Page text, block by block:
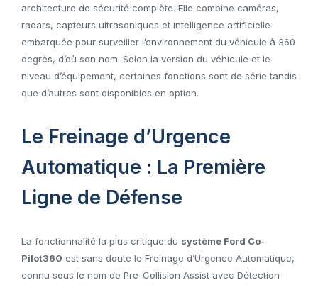
architecture de sécurité complète. Elle combine caméras,
radars, capteurs ultrasoniques et intelligence artificielle
embarquée pour surveiller l’environnement du véhicule à 360
degrés, d’où son nom. Selon la version du véhicule et le
niveau d’équipement, certaines fonctions sont de série tandis
que d’autres sont disponibles en option.
Le Freinage d’Urgence
Automatique : La Première
Ligne de Défense
La fonctionnalité la plus critique du système Ford Co-
Pilot360 est sans doute le Freinage d’Urgence Automatique,
connu sous le nom de Pre-Collision Assist avec Détection